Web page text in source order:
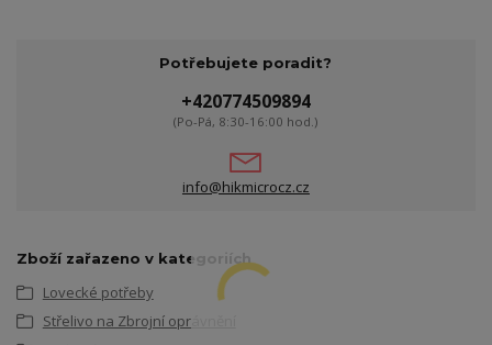
Potřebujete poradit?
+420774509894
(Po-Pá, 8:30-16:00 hod.)
info@hikmicrocz.cz
Zboží zařazeno v kategoriích
Lovecké potřeby
Střelivo na Zbrojní oprávnění